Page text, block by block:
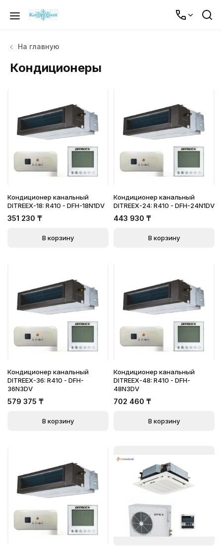
На главную
Кондиционеры
Кондиционер канальный
DITREEX-18: R410 - DFH-18N1DV
351 230 ₸
В корзину
Кондиционер канальный
DITREEX-24: R410 - DFH-24N1DV
443 930 ₸
В корзину
Кондиционер канальный
DITREEX-36: R410 - DFH-
36N3DV
579 375 ₸
В корзину
Кондиционер канальный
DITREEX-48: R410 - DFH-
48N3DV
702 460 ₸
В корзину